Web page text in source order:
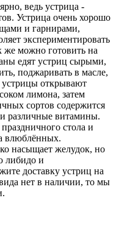
ведь устрица -
Устрица очень хорошо
и гарнирами,
экспериментировать
же можно готовить на
едят устриц сырыми,
поджаривать в масле,
устрицы открывают
лимона, затем
сортов содержится
различные витамины.
стола и
влюблённых.
насыщает желудок, но
либидо и
доставку устриц на
нет в наличии, то мы